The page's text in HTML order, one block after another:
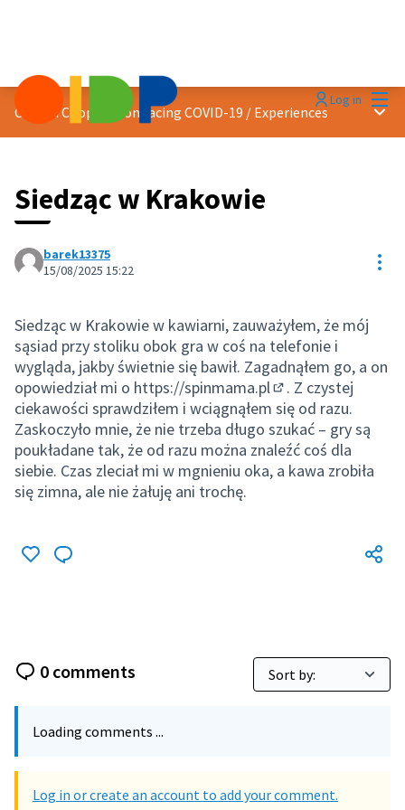
Log in
Citizen Cooperation facing COVID-19 / Experiences Main
Siedząc w Krakowie
barek13375
15/08/2025 15:22
Siedząc w Krakowie w kawiarni, zauważyłem, że mój
sąsiad przy stoliku obok gra w coś na telefonie i
wygląda, jakby świetnie się bawił. Zagadnąłem go, a on
opowiedział mi o https://spinmama.pl
(External link)
. Z czystej
ciekawości sprawdziłem i wciągnąłem się od razu.
Zaskoczyło mnie, że nie trzeba długo szukać – gry są
poukładane tak, że od razu można znaleźć coś dla
siebie. Czas zleciał mi w mgnieniu oka, a kawa zrobiła
się zimna, ale nie żałuję ani trochę.
0 comments
Loading comments ...
Log in or create an account to add your comment.